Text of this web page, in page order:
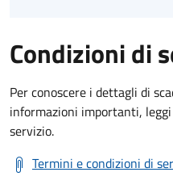
Condizioni di
Per conoscere i dettagli di
informazioni importanti,
servizio.
Termini e condizioni di